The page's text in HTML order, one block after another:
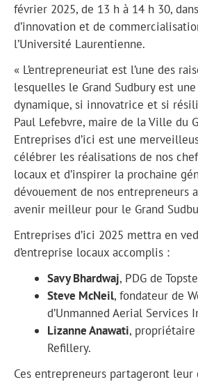
février 2025, de 13 h à 14 h 30, dans
d’innovation et de
l’Université Laurentienne.
« L’entrepreneuriat est l’une des
lesquelles le Grand Sudbury est
dynamique, si innovatrice et si
Paul Lefebvre, maire de la Ville du
Entreprises d’ici est une
célébrer les réalisations de nos
locaux et d’inspirer la prochaine
dévouement de nos entrepreneurs
avenir meilleur pour le Grand
Entreprises d’ici 2025 mettra en
d’entreprise locaux accomplis :
Savy Bhardwaj, PDG de
Steve McNeil, fondateur de
d’Unmanned Aerial Services
Lizanne Anawati,
Refillery.
Ces entrepreneurs partageront